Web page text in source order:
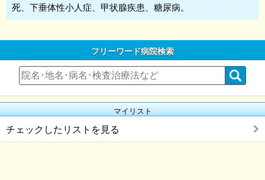
死、下垂体性小人症、甲状腺疾患、糖尿病。
フリーワード病院検索
マイリスト
チェックしたリストを見る